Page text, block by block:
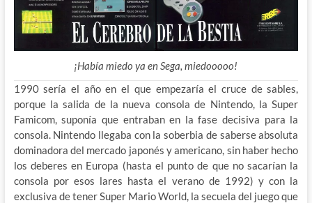
¡Había miedo ya en Sega, miedooooo!
1990 sería el año en el que empezaría el cruce de sables,
porque la salida de la nueva consola de Nintendo, la Super
Famicom, suponía que entraban en la fase decisiva para la
consola. Nintendo llegaba con la soberbia de saberse absoluta
dominadora del mercado japonés y americano, sin haber hecho
los deberes en Europa (hasta el punto de que no sacarían la
consola por esos lares hasta el verano de 1992) y con la
exclusiva de tener Super Mario World, la secuela del juego que